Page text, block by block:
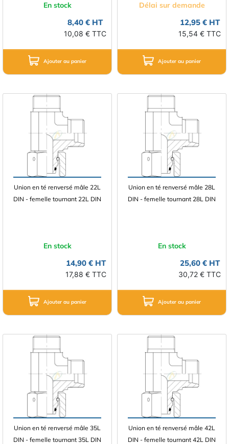
En stock
8,40 € HT
10,08 € TTC
Ajouter au panier
Délai sur demande
12,95 € HT
15,54 € TTC
Ajouter au panier
Union en té renversé mâle 22L
DIN - femelle tournant 22L DIN
En stock
14,90 € HT
17,88 € TTC
Ajouter au panier
Union en té renversé mâle 28L
DIN - femelle tournant 28L DIN
En stock
25,60 € HT
30,72 € TTC
Ajouter au panier
Union en té renversé mâle 35L
DIN - femelle tournant 35L DIN
Union en té renversé mâle 42L
DIN - femelle tournant 42L DIN